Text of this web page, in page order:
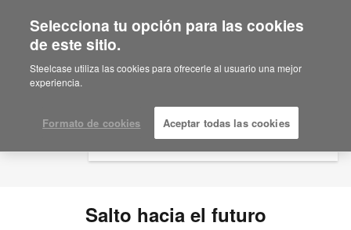
Are you in United States?
Would you like to see Products we sell in
your region?
English
Español
Salto hacia el futuro
Selecciona tu opción para las cookies
de este sitio.
Steelcase utiliza las cookies para ofrecerle al usuario una mejor
experiencia.
Formato de cookies Aceptar todas las cookies